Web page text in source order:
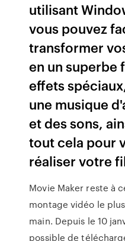
utilisant
vous pouvez
transformer
en un superbe
effets
une musique
et des sons,
tout cela pour
réaliser votre
Movie Maker reste à
montage vidéo le
main. Depuis le 10
possible de